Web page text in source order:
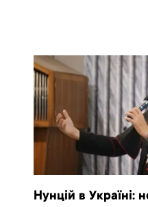
Нунцій в Україні: